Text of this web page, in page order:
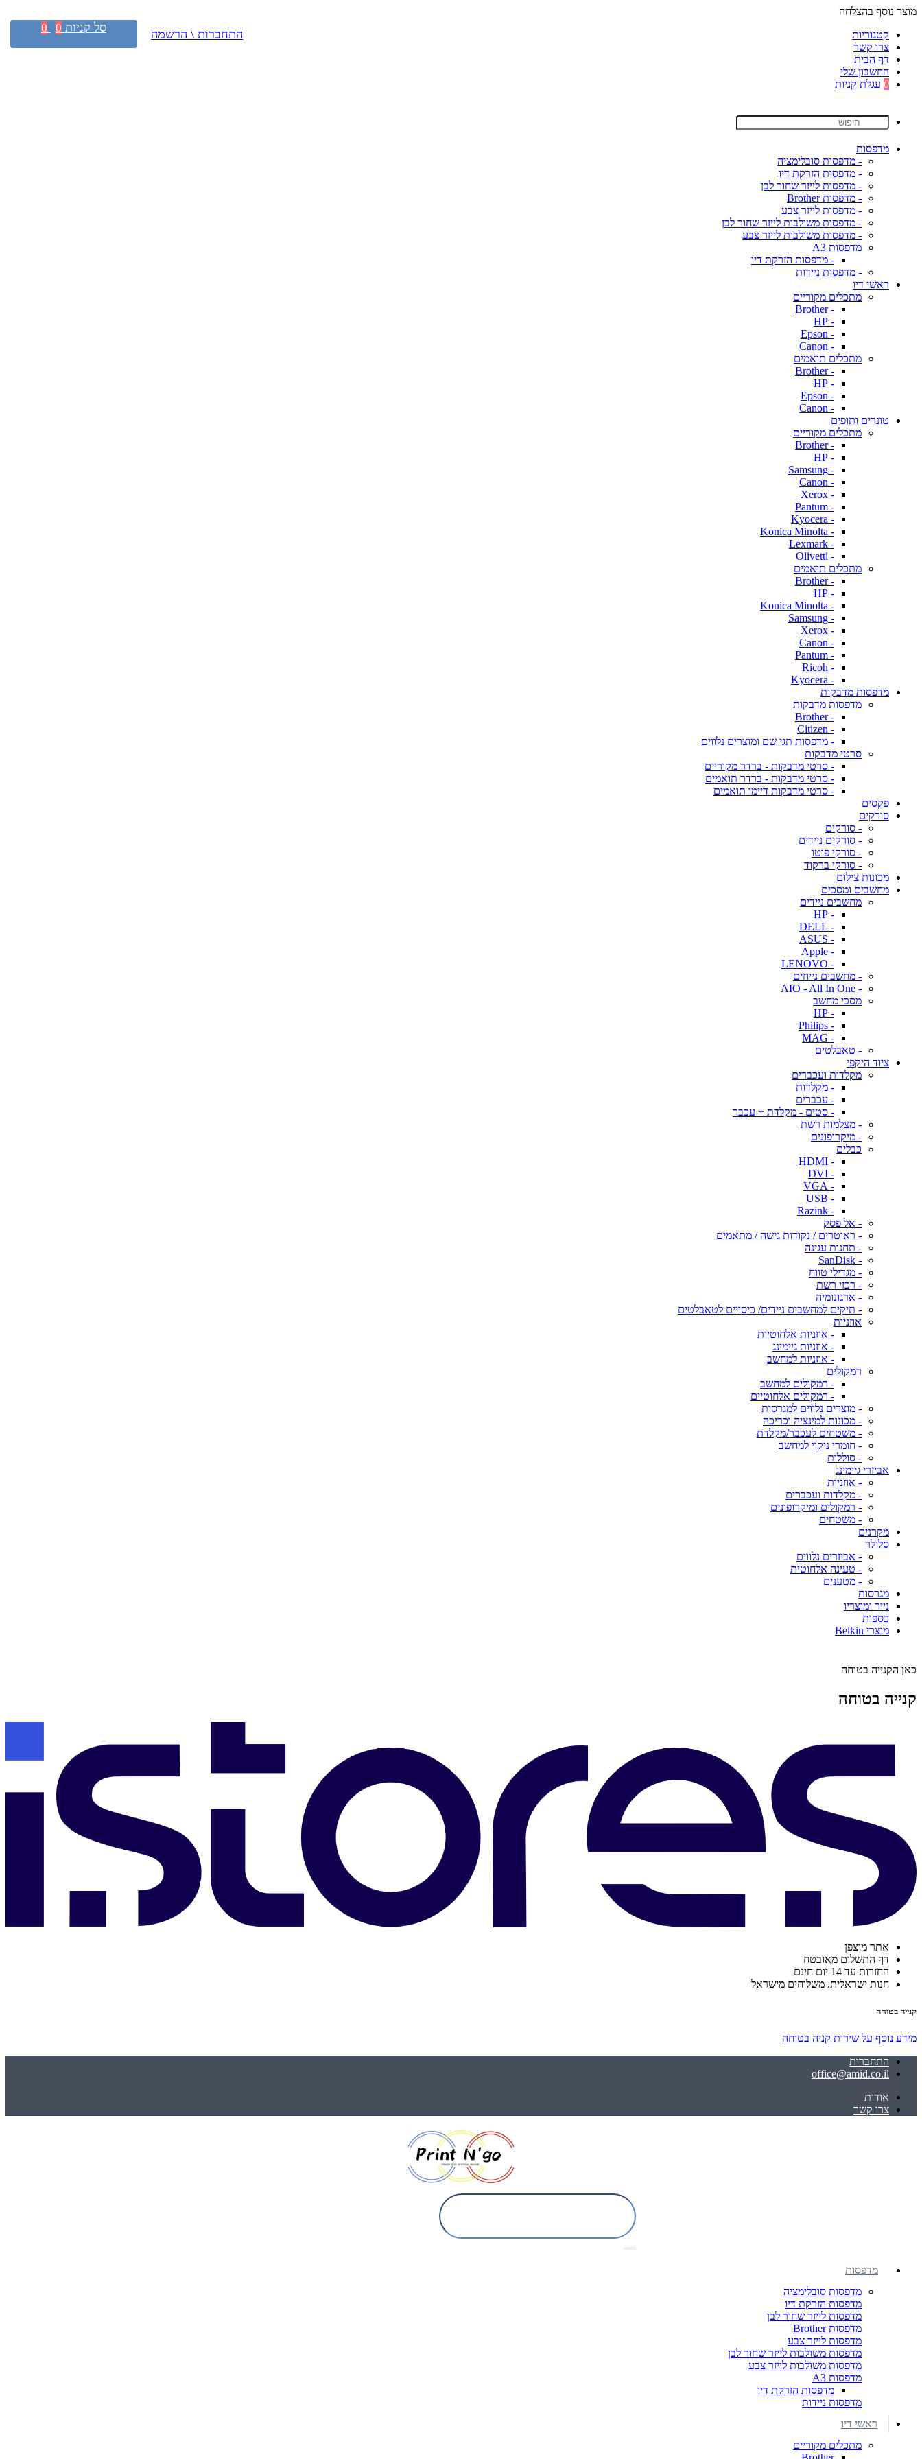
מוצר נוסף בהצלחה
קטגוריות
צרו קשר
דף הבית
החשבון שלי
0 עגלת קניות
מדפסות
- מדפסות סובלימציה
- מדפסות הזרקת דיו
- מדפסות לייזר שחור לבן
- מדפסות Brother
- מדפסות לייזר צבע
- מדפסות משולבות לייזר שחור לבן
- מדפסות משולבות לייזר צבע
מדפסות A3
- מדפסות הזרקת דיו
- מדפסות ניידות
ראשי דיו
מתכלים מקוריים
- Brother
- HP
- Epson
- Canon
מתכלים תואמים
- Brother
- HP
- Epson
- Canon
טונרים ותופים
מתכלים מקוריים
- Brother
- HP
- Samsung
- Canon
- Xerox
- Pantum
- Kyocera
- Konica Minolta
- Lexmark
- Olivetti
מתכלים תואמים
- Brother
- HP
- Konica Minolta
- Samsung
- Xerox
- Canon
- Pantum
- Ricoh
- Kyocera
מדפסות מדבקות
מדפסות מדבקות
- Brother
- Citizen
- מדפסות תגי שם ומוצרים נלווים
סרטי מדבקות
- סרטי מדבקות - ברדר מקוריים
- סרטי מדבקות - ברדר תואמים
- סרטי מדבקות דיימו תואמים
פקסים
סורקים
- סורקים
- סורקים ניידים
- סורקי פוטו
- סורקי ברקוד
מכונות צילום
מחשבים ומסכים
מחשבים ניידים
- HP
- DELL
- ASUS
- Apple
- LENOVO
- מחשבים נייחים
- AIO - All In One
מסכי מחשב
- HP
- Philips
- MAG
- טאבלטים
ציוד היקפי
מקלדות ועכברים
- מקלדות
- עכברים
- סטים - מקלדת + עכבר
- מצלמות רשת
- מיקרופונים
כבלים
- HDMI
- DVI
- VGA
- USB
- Razink
- אל פסק
- ראוטרים / נקודות גישה / מתאמים
- תחנות עגינה
- SanDisk
- מגדילי טווח
- רכזי רשת
- ארגונומיה
- תיקים למחשבים ניידים/ כיסויים לטאבלטים
אוזניות
- אוזניות אלחוטיות
- אוזניות גיימינג
- אוזניות למחשב
רמקולים
- רמקולים למחשב
- רמקולים אלחוטיים
- מוצרים נלווים למגרסות
- מכונות למינציה וכריכה
- משטחים לעכבר/מקלדת
- חומרי ניקוי למחשב
- סוללות
אביזרי גיימינג
- אוזניות
- מקלדות ועכברים
- רמקולים ומיקרופונים
- משטחים
מקרנים
סלולר
- אביזרים נלווים
- טעינה אלחוטית
- מטענים
מגרסות
נייר ומוצריו
כספות
מוצרי Belkin
כאן הקנייה בטוחה
קנייה בטוחה
אתר מוצפן
דף התשלום מאובטח
החזרות עד 14 יום חינם
חנות ישראלית. משלוחים מישראל
קנייה בטוחה
מידע נוסף על שירות קניה בטוחה
התחברות
office@amid.co.il
אודות
צרו קשר
התחברות \ הרשמה סל קניות 0
0
מדפסות
מדפסות סובלימציה
מדפסות הזרקת דיו
מדפסות לייזר שחור לבן
מדפסות Brother
מדפסות לייזר צבע
מדפסות משולבות לייזר שחור לבן
מדפסות משולבות לייזר צבע
מדפסות A3
מדפסות הזרקת דיו
מדפסות ניידות
ראשי דיו
מתכלים מקוריים